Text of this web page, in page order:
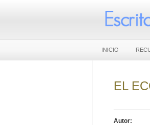
INICIO
EL
Autor: